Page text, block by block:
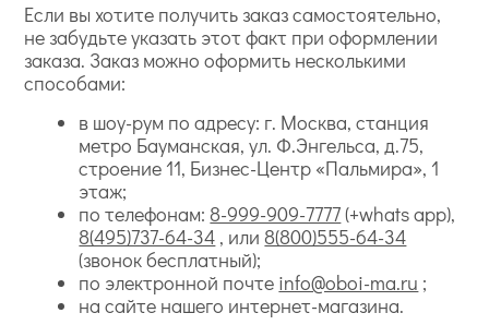
Если вы хотите получить заказ самостоятельно,
не забудьте указать этот факт при оформлении
заказа. Заказ можно оформить несколькими
способами:
в шоу-рум по адресу: г. Москва, станция
метро Бауманская, ул. Ф.Энгельса, д.75,
строение 11, Бизнес-Центр «Пальмира», 1
этаж;
по телефонам: 8-999-909-7777(+whats app),
8(495)737-64-34 , или 8(800)555-64-34
(звонок бесплатный);
по электронной почте info@oboi-ma.ru ;
на сайте нашего интернет-магазина.